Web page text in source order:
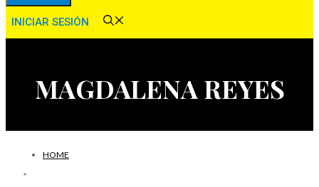
INICIAR SESIÓN
MAGDALENA REYES
HOME